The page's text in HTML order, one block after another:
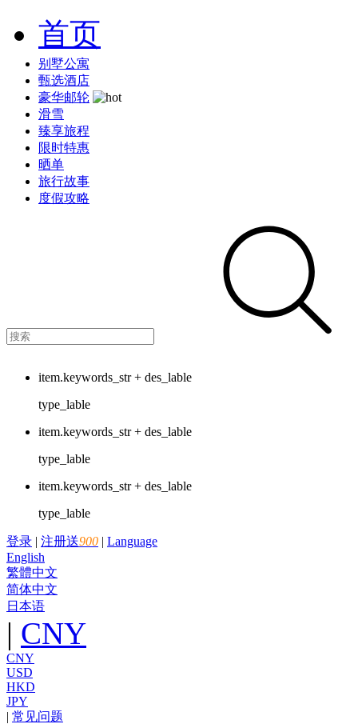
首页
别墅公寓
甄选酒店
豪华邮轮
滑雪
臻享旅程
限时特惠
晒单
旅行故事
度假攻略
item.keywords_str + des_lable
type_lable
item.keywords_str + des_lable
type_lable
item.keywords_str + des_lable
type_lable
登录 | 注册送900 | Language
English
繁體中文
简体中文
日本语
| CNY
CNY
USD
HKD
JPY
| 常见问题